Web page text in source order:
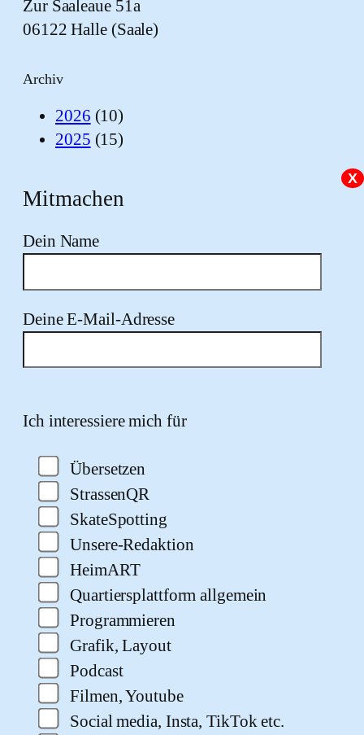
Zur Saaleaue 51a
06122 Halle (Saale)
Archiv
2026 (10)
2025 (15)
X
Mitmachen
Dein Name
Deine E-Mail-Adresse
Ich interessiere mich für
Übersetzen
StrassenQR
SkateSpotting
Unsere-Redaktion
HeimART
Quartiersplattform allgemein
Programmieren
Grafik, Layout
Podcast
Filmen, Youtube
Social media, Insta, TikTok etc.